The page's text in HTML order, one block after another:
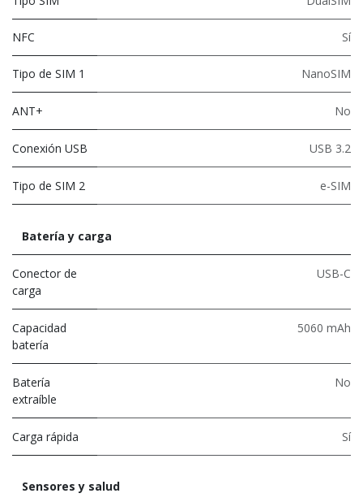
NFC Sí
Tipo de SIM 1 NanoSIM
ANT+ No
Conexión USB USB 3.2
Tipo de SIM 2 e-SIM
Batería y carga
Conector de
carga
USB-C
Capacidad
batería
5060 mAh
Batería
extraíble
No
Carga rápida Sí
Sensores y salud